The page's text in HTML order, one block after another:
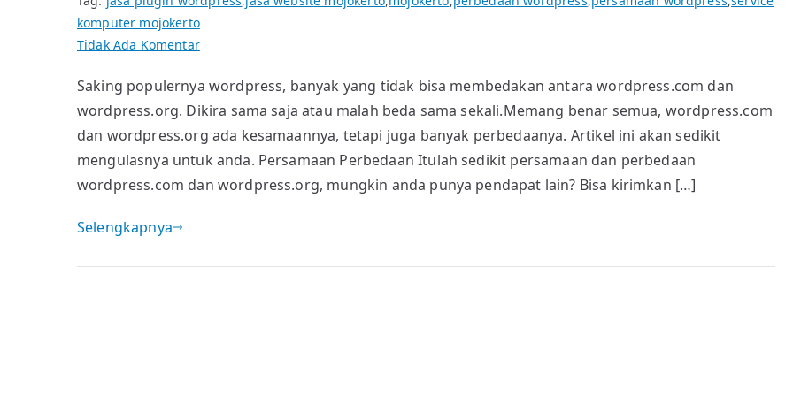
komputer mojokerto
Tidak Ada Komentarpada
dan
Beda
WordPress.com
dan
WordPress.org
Saking populernya wordpress, banyak yang tidak bisa membedakan antara wordpress.com dan
wordpress.org. Dikira sama saja atau malah beda sama sekali.Memang benar semua, wordpress.com
dan wordpress.org ada kesamaannya, tetapi juga banyak perbedaanya. Artikel ini akan sedikit
mengulasnya untuk anda. Persamaan Perbedaan Itulah sedikit persamaan dan perbedaan
wordpress.com dan wordpress.org, mungkin anda punya pendapat lain? Bisa kirimkan […]
Selengkapnya